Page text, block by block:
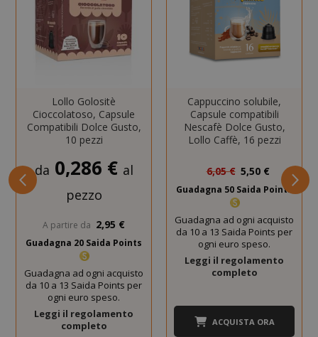
Lollo Golositè
Cioccolatoso, Capsule
Compatibili Dolce Gusto,
10 pezzi
da 0,286 € al
pezzo
A partire da 2,95 €
Guadagna 20 Saida Points
Guadagna ad ogni acquisto
da 10 a 13 Saida Points per
ogni euro speso.
Leggi il regolamento
completo
Cappuccino solubile,
Capsule compatibili
Nescafè Dolce Gusto,
Lollo Caffè, 16 pezzi
6,05 € speciale
5,50 €
Guadagna 50 Saida Points
Guadagna ad ogni acquisto
da 10 a 13 Saida Points per
ogni euro speso.
Leggi il regolamento
completo
ACQUISTA ORA
I cookie strettamente necessari
consentono le funzionalità principali del
sito web come l'accesso dell'utente e la
gestione dell'account. Il sito web non può
cookie strettamente necessari.
NOME
SID
Google
CookieScriptConsent
Google
Privacy Policy